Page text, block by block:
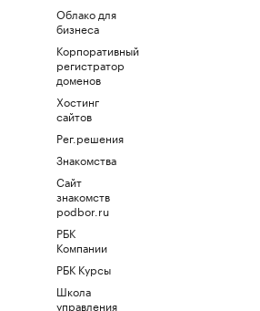
Облако для
бизнеса
Корпоративный
регистратор
доменов
Хостинг
сайтов
Рег.решения
Знакомства
Сайт
знакомств
podbor.ru
РБК
Компании
РБК Курсы
Школа
управления